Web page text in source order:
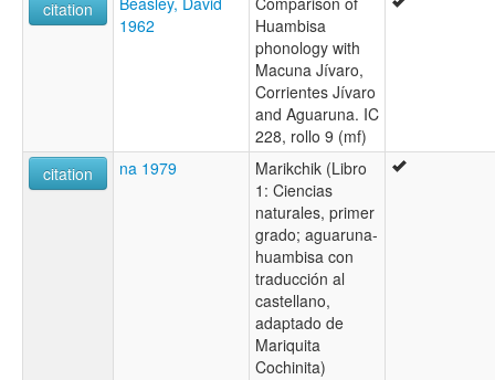
Maina
Xivaro
Xívaro
citation
1962
Huambisa
phonology with
Macuna Jívaro,
Corrientes Jívaro
and Aguaruna. IC
228, rollo 9 (mf)
citation
na 1979
Marikchik (Libro
1: Ciencias
naturales, primer
grado; aguaruna-
huambisa con
traducción al
castellano,
adaptado de
Mariquita
Cochinita)